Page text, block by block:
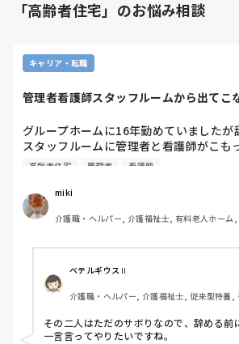
「高齢者住宅」のお悩み相談
キャリア・転職
管理者看護師スタッフルームから出てこ
グループホームに16年勤めていましたが
スタッフルームに管理者と看護師がこも
合っています。仕事もせずに。見守りも
なのに、忙しいアピールしてきて。忙し
う遠慮なく辞めさせて頂きます。
家から車で1時間10分ほどかけて行く場
今まで病棟介護、有料、グループホーム
が、サービス付き高齢者住宅と言うとこ
す。よく知らないので情報お聞きしたい
いします。
高齢者住宅 管理者 看護師
miki
介護職・ヘルパー, 介護福祉士, 有料老人ホーム,
ベテルギウスⅡ
介護職・ヘルパー, 介護福祉士, 従来型特養,
ット型特養
その二人はただのサボりなので、辞める前
一言言ってやりたいですね。